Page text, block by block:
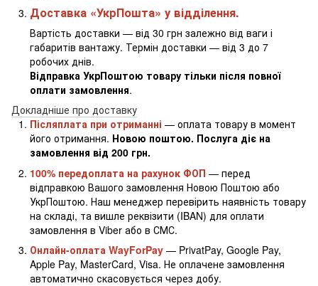
Доставка «УкрПошта» у відділення.
Вартість доставки — від 30 грн залежно від ваги і
габаритів вантажу. Термін доставки — від 3 до 7
робочих днів.
Відправка УкрПоштою товару тільки після повної
оплати замовлення.
Докладніше про доставку
Післяплата при отриманні — оплата товару в момент
його отримання. Новою поштою. Послуга діє на
замовлення від 200 грн.
100% передоплата на рахунок ФОП — перед
відправкою Вашого замовлення Новою Поштою або
УкрПоштою. Наш менеджер перевірить наявність товару
на складі, та вишле реквізити (IBAN) для оплати
замовлення в Viber або в СМС.
Онлайн-оплата WayForPay — PrivatPay, Google Pay,
Apple Pay, MasterCard, Visa. Не оплачене замовлення
автоматично скасовується через добу.